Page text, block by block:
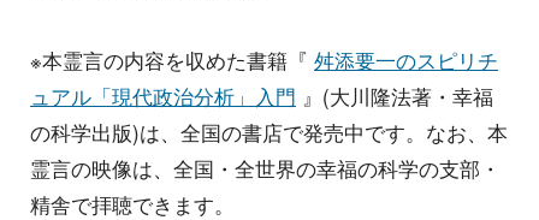
※本霊言の内容を収めた書籍『 舛添要一のスピリチ
ュアル「現代政治分析」入門 』(大川隆法著・幸福
の科学出版)は、全国の書店で発売中です。なお、本
霊言の映像は、全国・全世界の幸福の科学の支部・
精舎で拝聴できます。